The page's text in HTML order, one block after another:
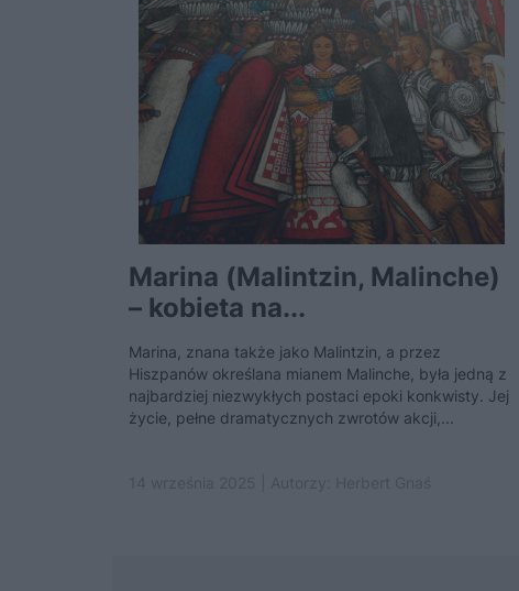
Marina (Malintzin, Malinche)
– kobieta na...
Marina, znana także jako Malintzin, a przez
Hiszpanów określana mianem Malinche, była jedną z
najbardziej niezwykłych postaci epoki konkwisty. Jej
życie, pełne dramatycznych zwrotów akcji,...